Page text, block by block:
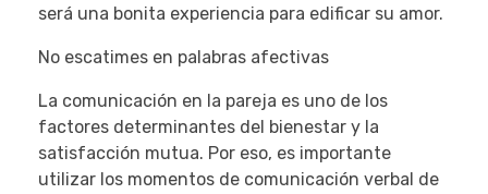
será una bonita experiencia para edificar su amor.
No escatimes en palabras afectivas
La comunicación en la pareja es uno de los
factores determinantes del bienestar y la
satisfacción mutua. Por eso, es importante
utilizar los momentos de comunicación verbal de